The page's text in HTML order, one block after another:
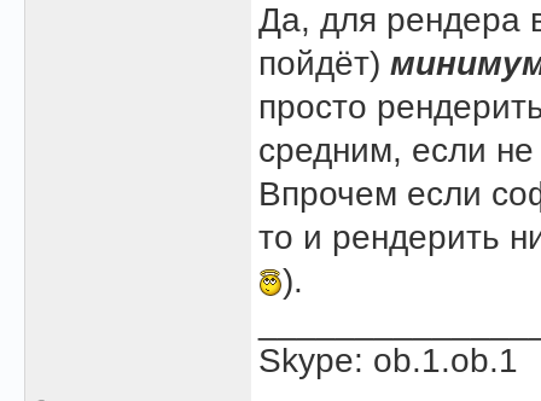
Да, для рендера
пойдёт)
просто
средним, если
Впрочем если
то и рендерить
).
Skype: ob.1.ob.1